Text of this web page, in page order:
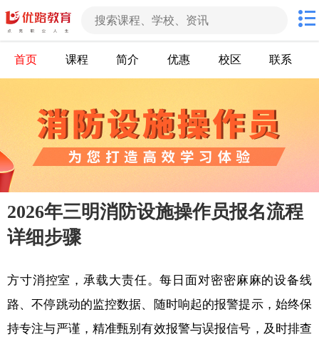
首页 课程 简介 优惠 校区 联系
2026年三明消防设施操作员报名流程
详细步骤
方寸消控室，承载大责任。每日面对密密麻麻的设备线
路、不停跳动的监控数据、随时响起的报警提示，始终保
持专注与严谨，精准甄别有效报警与误报信号，及时排查